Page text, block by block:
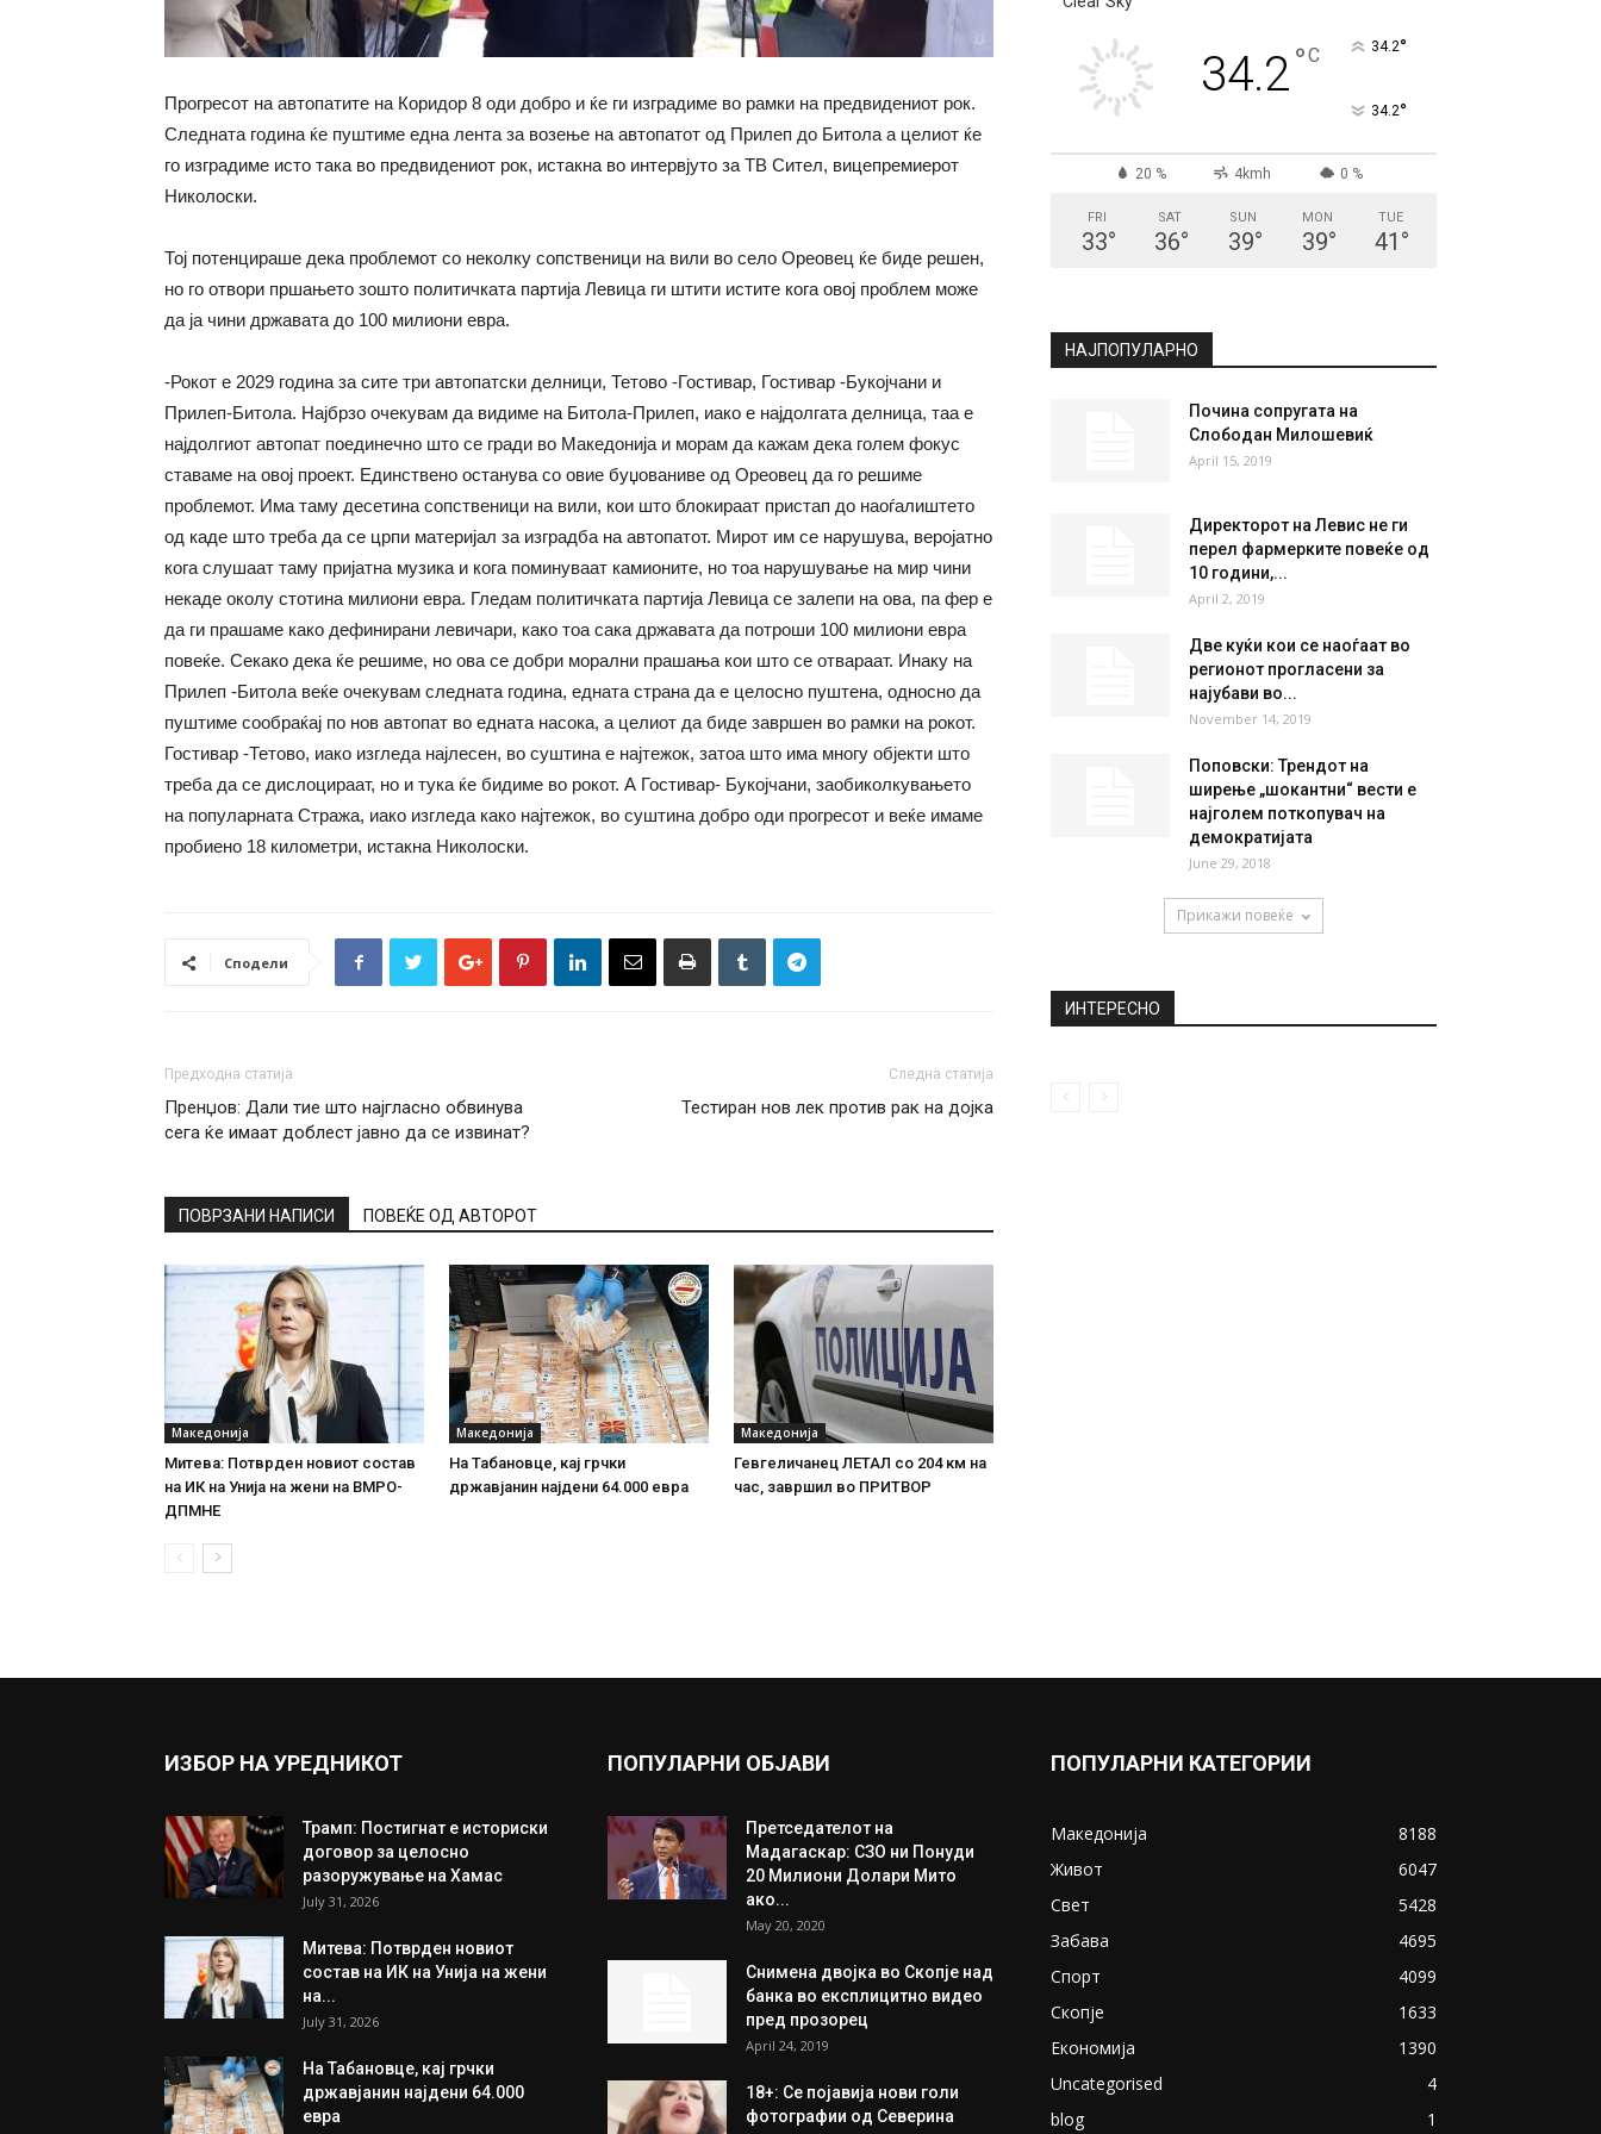
Прогресот на автопатите на Коридор 8 оди добро и ќе ги изградиме во рамки на предвидениот рок.
Следната година ќе пуштиме една лента за возење на автопатот од Прилеп до Битола а целиот ќе
го изградиме исто така во предвидениот рок, истакна во интервјуто за ТВ Сител, вицепремиерот
Николоски.
Тој потенцираше дека проблемот со неколку сопственици на вили во село Ореовец ќе биде решен,
но го отвори пршањето зошто политичката партија Левица ги штити истите кога овој проблем може
да ја чини државата до 100 милиони евра.
-Рокот е 2029 година за сите три автопатски делници, Тетово -Гостивар, Гостивар -Букојчани и
Прилеп-Битола. Најбрзо очекувам да видиме на Битола-Прилеп, иако е најдолгата делница, таа е
најдолгиот автопат поединечно што се гради во Македонија и морам да кажам дека голем фокус
ставаме на овој проект. Единствено останува со овие буџованиве од Ореовец да го решиме
проблемот. Има таму десетина сопственици на вили, кои што блокираат пристап до наоѓалиштето
од каде што треба да се црпи материјал за изградба на автопатот. Мирот им се нарушува, веројатно
кога слушаат таму пријатна музика и кога поминуваат камионите, но тоа нарушување на мир чини
некаде околу стотина милиони евра. Гледам политичката партија Левица се залепи на ова, па фер е
да ги прашаме како дефинирани левичари, како тоа сака државатa да потроши 100 милиони евра
повеќе. Секако дека ќе решиме, но ова се добри морални прашања кои што се отвараат. Инаку на
Прилеп -Битола веќе очекувам следната година, едната страна да е целосно пуштена, односно да
пуштиме сообраќај по нов автопат во едната насока, а целиот да биде завршен во рамки на рокот.
Гостивар -Тетово, иако изгледа најлесен, во суштина е најтежок, затоа што има многу објекти што
треба да се дислоцираат, но и тука ќе бидиме во рокот. А Гостивар- Букојчани, заобиколкувањето
на популарната Стража, иако изгледа како најтежок, во суштина добро оди прогресот и веќе имаме
пробиено 18 километри, истакна Николоски.
Сподели
Предходна статија
Пренџов: Дали тие што најгласно обвинува
сега ќе имаат доблест јавно да се извинат?
Следна статија
Тестиран нов лек против рак на дојка
ПОВРЗАНИ НАПИСИ ПОВЕЌЕ ОД АВТОРОТ
Македонија
Митева: Потврден новиот состав
на ИК на Унија на жени на ВМРО-
ДПМНЕ
Македонија
На Табановце, кај грчки
државјанин најдени 64.000 евра
Македонија
Гевгеличанец ЛЕТАЛ со 204 км на
час, завршил во ПРИТВОР
СКОПЈЕ
34.2
4kmh
39° 39° 41°
Почина сопругата на
Слободан Милошевиќ
Директорот на Левис не ги
перел фармерките повеќе од
10 години,...
Две куќи кои се наоѓаат во
ИЗБОР НА УРЕДНИКОТ
Трамп: Постигнат е историски
договор за целосно
разоружување на Хамас
July 31, 2026
Митева: Потврден новиот
состав на ИК на Унија на жени
на...
July 31, 2026
На Табановце, кај грчки
државјанин најдени 64.000
евра
ПОПУЛАРНИ ОБЈАВИ
Претседателот на
Мадагаскар: СЗО ни Понуди
20 Милиони Долари Мито
ако...
May 20, 2020
Снимена двојка во Скопје над
банка во експлицитно видео
пред прозорец
April 24, 2019
18+: Се појавија нови голи
фотографии од Северина
ПОПУЛАРНИ КАТЕГОРИИ
Македонија
8188
Живот
6047
Свет
5428
Забава
4695
Спорт
4099
Скопје
1633
Економија
1390
Uncategorised
4
blog
1